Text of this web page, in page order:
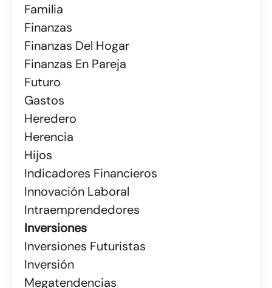
Familia
Finanzas
Finanzas Del Hogar
Finanzas En Pareja
Futuro
Gastos
Heredero
Herencia
Hijos
Indicadores Financieros
Innovación Laboral
Intraemprendedores
Inversiones
Inversiones Futuristas
Inversión
Megatendencias